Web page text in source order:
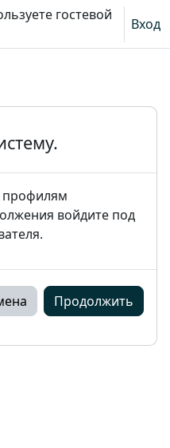
строки
гостевой
Вход
профилям
войдите под
Продолжить